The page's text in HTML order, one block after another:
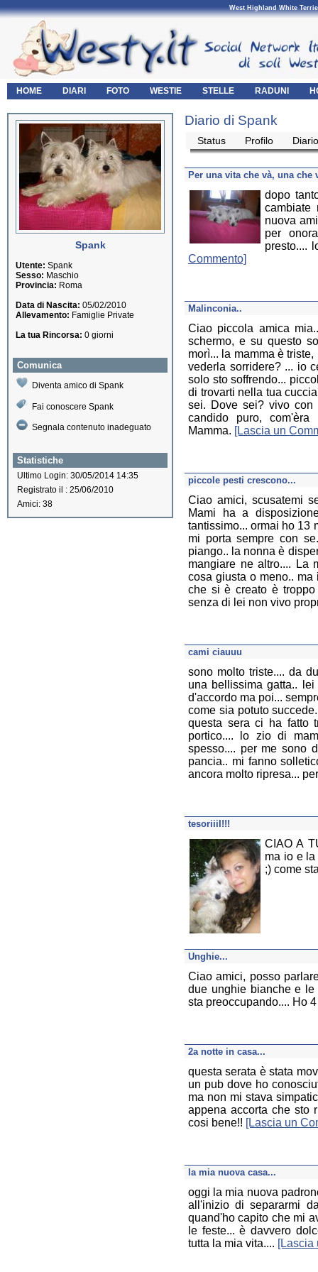
West Highland White
HOME DIARI FOTO WESTIE STELLE RADUNI
Spank
Utente: Spank
Sesso: Maschio
Provincia: Roma
Data di Nascita: 05/02/2010
Allevamento: Famiglie Private
La tua Rincorsa: 0 giorni
Comunica
Diventa amico di Spank
Fai conoscere Spank
Segnala contenuto inadeguato
Statistiche
Ultimo Login: 30/05/2014 14:35
Registrato il : 25/06/2010
Amici: 38
Diario di Spank
Status Profilo Diario
Per una vita che và, una che
dopo
cambiate
nuova
per
presto....
Commento]
Malinconia..
Ciao piccola amica
schermo, e su questo
morì... la mamma è
vederla sorridere? ... io
solo sto soffrendo...
di trovarti nella tua
sei. Dove sei? vivo con
candido puro,
Mamma. [Lascia un
piccole pesti crescono...
Ciao amici, scusatemi
Mami ha a
tantissimo... ormai ho 13
mi porta sempre con
piango.. la nonna è
mangiare ne altro.... La
cosa giusta o meno..
che si è creato è
senza di lei non vivo
cami ciauuu
sono molto triste.... da
una bellissima gatta..
d'accordo ma poi...
come sia potuto
questa sera ci ha fatto
portico.... lo zio di
spesso.... per me sono
pancia.. mi fanno
ancora molto ripresa...
tesoriiiI!!!
CIAO A
ma io e
;) come
Unghie...
Ciao amici, posso
due unghie bianche e
sta preoccupando.... Ho
2a notte in casa...
questa serata è stata
un pub dove ho
ma non mi stava
appena accorta che sto
cosi bene!! [Lascia un
la mia nuova casa...
oggi la mia nuova
all'inizio di separarmi
quand'ho capito che mi
le feste... è davvero
tutta la mia vita.... [Lascia